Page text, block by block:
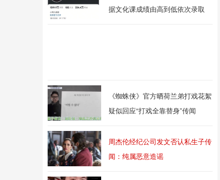
据文化课成绩由高到低依次录取
《蜘蛛侠》官方晒荷兰弟打戏花絮
疑似回应“打戏全靠替身”传闻
周杰伦经纪公司发文否认私生子传
闻：纯属恶意造谣